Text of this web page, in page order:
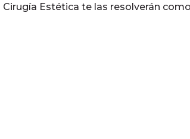
Estética te las resolverán